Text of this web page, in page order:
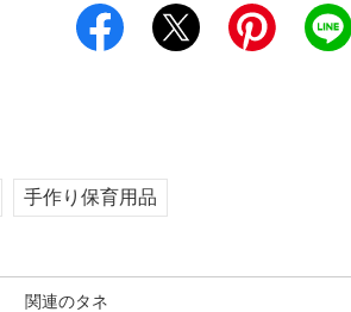
手作り保育用品
関連のタネ